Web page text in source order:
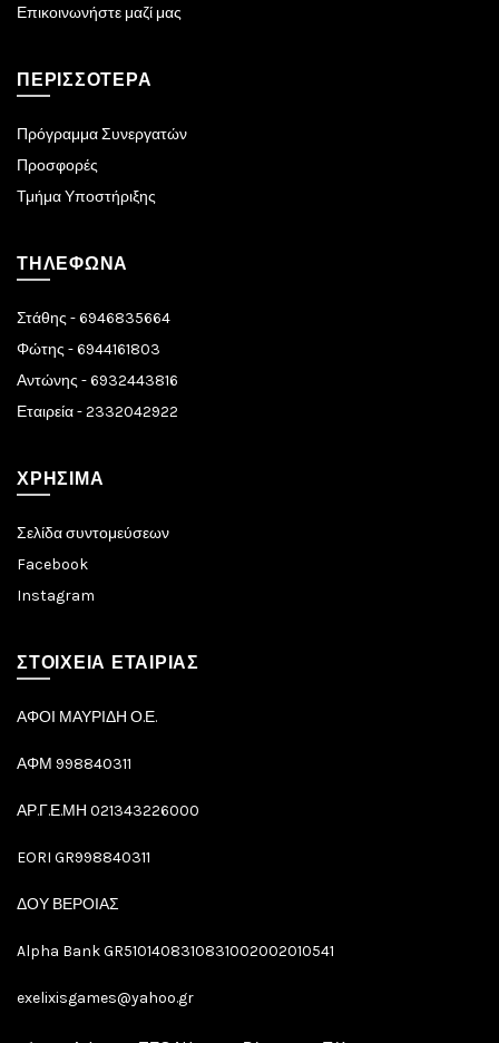
Επικοινωνήστε μαζί μας
ΠΕΡΙΣΣΌΤΕΡΑ
Πρόγραμμα Συνεργατών
Προσφορές
Τμήμα Υποστήριξης
ΤΗΛΈΦΩΝΑ
Στάθης - 6946835664
Φώτης - 6944161803
Αντώνης - 6932443816
Εταιρεία - 2332042922
ΧΡΉΣΙΜΑ
Σελίδα συντομεύσεων
Facebook
Instagram
ΣΤΟΙΧΕΙΑ ΕΤΑΙΡΙΑΣ
ΑΦΟΙ ΜΑΥΡΙΔΗ Ο.Ε.
ΑΦΜ 998840311
ΑΡ.Γ.Ε.ΜΗ 021343226000
EORI GR998840311
ΔΟΥ ΒΕΡΟΙΑΣ
Alpha Bank GR5101408310831002002010541
exelixisgames@yahoo.gr